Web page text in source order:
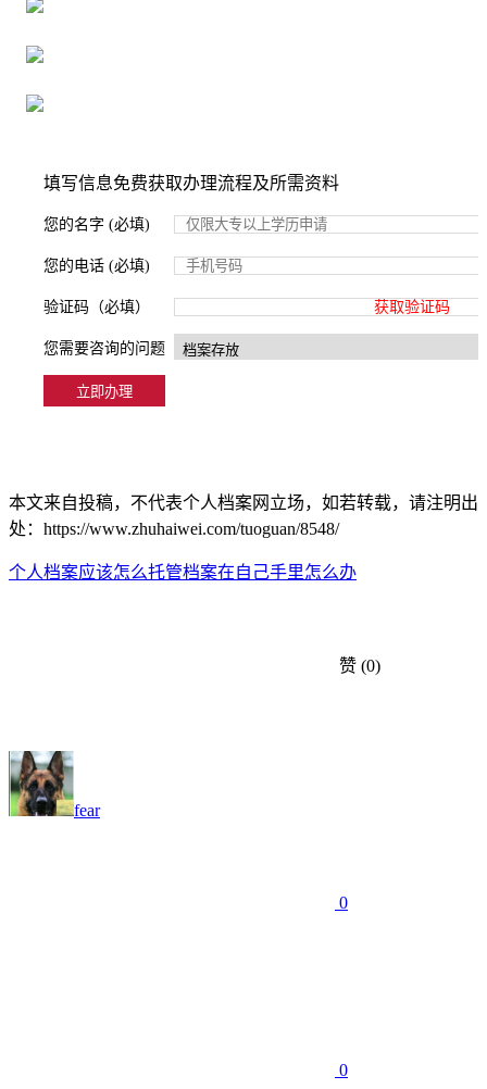
填写信息免费获取办理流程及所需资料
您的名字 (必填)
您的电话 (必填)
验证码（必填） 获取验证码
您需要咨询的问题
本文来自投稿，不代表个人档案网立场，如若转载，请注明出
处：https://www.zhuhaiwei.com/tuoguan/8548/
个人档案应该怎么托管档案在自己手里怎么办
赞 (0)
fear
0
0